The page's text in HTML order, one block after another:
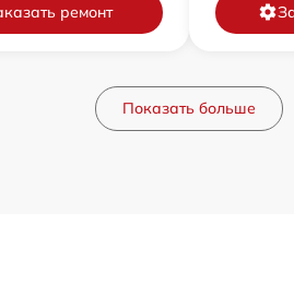
ремонт
Показать больше